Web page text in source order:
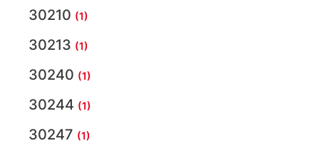
30210 (1)
30213 (1)
30240 (1)
30244 (1)
30247 (1)